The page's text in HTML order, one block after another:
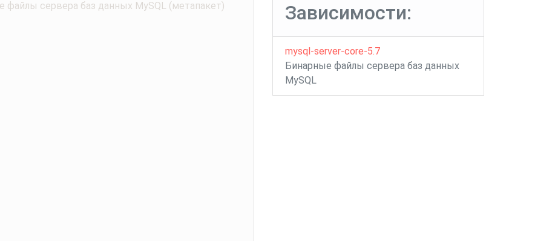
Зависимости:
mysql-server-core-5.7
Бинарные файлы сервера баз данных
MySQL